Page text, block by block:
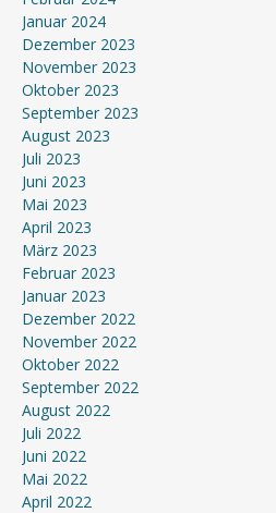
Januar 2024
Dezember 2023
November 2023
Oktober 2023
September 2023
August 2023
Juli 2023
Juni 2023
Mai 2023
April 2023
März 2023
Februar 2023
Januar 2023
Dezember 2022
November 2022
Oktober 2022
September 2022
August 2022
Juli 2022
Juni 2022
Mai 2022
April 2022